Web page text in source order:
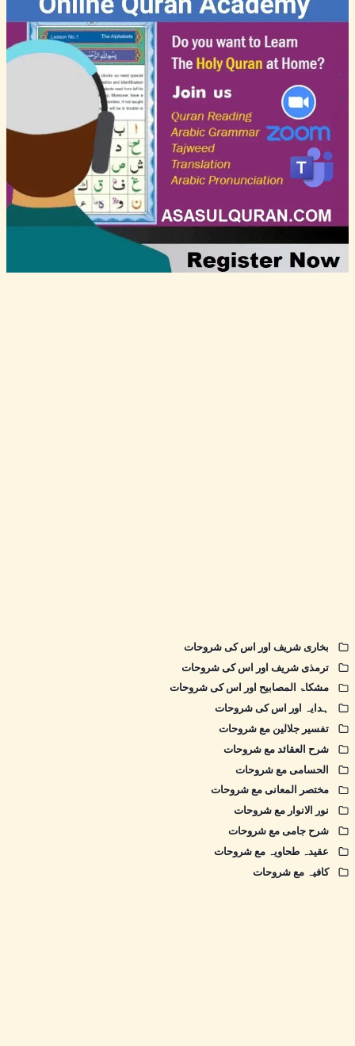
بخاری شریف اور اس کی شروحات
ترمذی شریف اور اس کی شروحات
مشکاۃ المصابیح اور اس کی شروحات
ہدایہ اور اس کی شروحات
تفسیر جلالین مع شروحات
شرح العقائد مع شروحات
الحسامی مع شروحات
مختصر المعانی مع شروحات
نور الانوار مع شروحات
شرح جامی مع شروحات
عقیدہ طحاویہ مع شروحات
کافیہ مع شروحات